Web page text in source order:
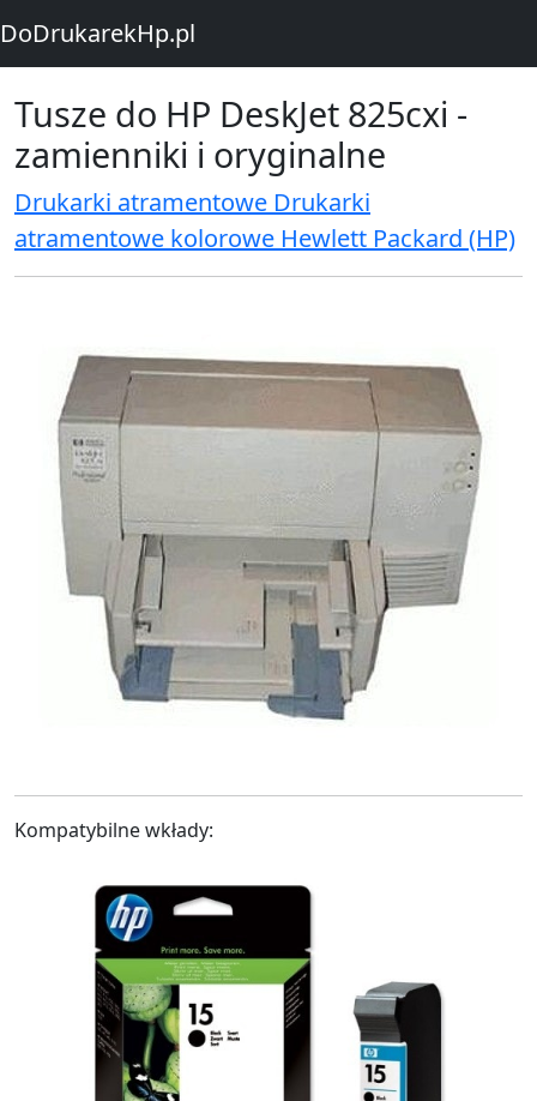
DoDrukarekHp.pl
Tusze do HP DeskJet 825cxi -
zamienniki i oryginalne
Drukarki atramentowe Drukarki
atramentowe kolorowe Hewlett Packard (HP)
Kompatybilne wkłady: